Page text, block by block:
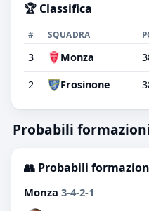
🏆 Classifica
# SQUADRA
3 Monza
2 Frosinone
Probabili
👥 Probabili
Monza 3-4-2-1